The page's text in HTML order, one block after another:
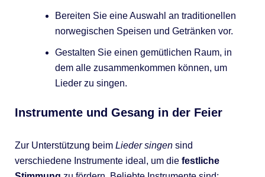
Bereiten Sie eine Auswahl an traditionellen
norwegischen Speisen und Getränken vor.
Gestalten Sie einen gemütlichen Raum, in
dem alle zusammenkommen können, um
Lieder zu singen.
Instrumente und Gesang in der Feier
Zur Unterstützung beim Lieder singensind
verschiedene Instrumente ideal, um die festliche